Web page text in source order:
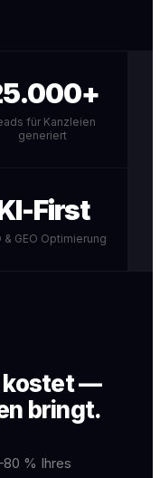
für Kanzleien
generiert
First
& GEO Optimierung
kostet —
bringt.
% Ihres